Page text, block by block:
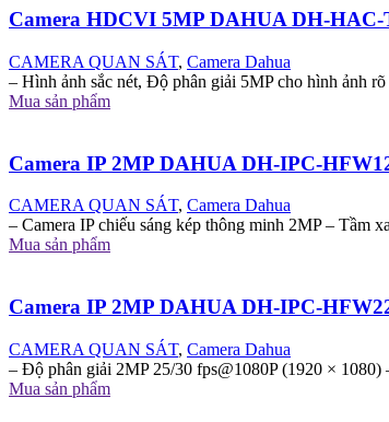
Camera HDCVI 5MP DAHUA DH-
CAMERA QUAN SÁT, Camera Dahua
– Hình ảnh sắc nét, Độ phân giải 5MP cho hình ảnh
Mua sản phẩm
Camera IP 2MP DAHUA DH-IPC-
CAMERA QUAN SÁT, Camera Dahua
– Camera IP chiếu sáng kép thông minh 2MP – Tầm
Mua sản phẩm
Camera IP 2MP DAHUA DH-IPC-
CAMERA QUAN SÁT, Camera Dahua
– Độ phân giải 2MP 25/30 fps@1080P (1920 ×
Mua sản phẩm